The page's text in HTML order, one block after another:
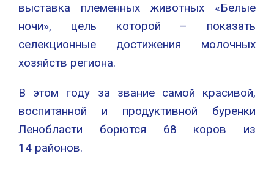
выставка племенных животных «Белые
ночи», цель которой – показать
селекционные достижения молочных
хозяйств региона.
В этом году за звание самой красивой,
воспитанной и продуктивной буренки
Ленобласти борются 68 коров из
14 районов.